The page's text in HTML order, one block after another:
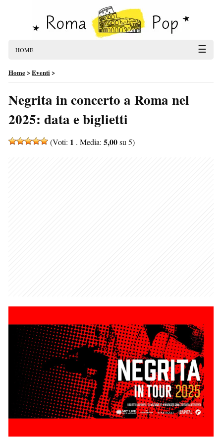
HOME ☰
Home>Eventi>
Negrita in concerto a Roma nel
2025: data e biglietti
(Voti: 1 . Media: 5,00su 5)